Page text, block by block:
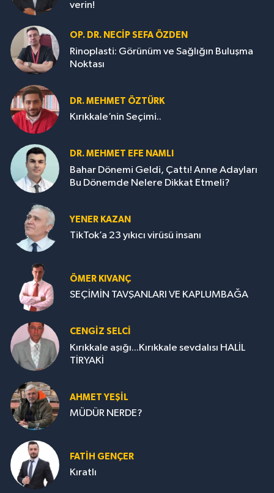
verin!
OP. DR. NECIP SEFA ÖZDEN
Rinoplasti: Görünüm ve Sağlığın Buluşma
Noktası
DR. MEHMET ÖZTÜRK
Kırıkkale’nin Seçimi..
DR. MEHMET EFE NAMLI
Bahar Dönemi Geldi, Çattı! Anne Adayları
Bu Dönemde Nelere Dikkat Etmeli?
YENER KAZAN
TikTok’a 23 yıkıcı virüsü insanı
ÖMER KIVANÇ
SEÇİMİN TAVŞANLARI VE KAPLUMBAĞA
CENGİZ SELCİ
Kırıkkale aşığı...Kırıkkale sevdalısı HALİL
TİRYAKİ
AHMET YEŞİL
MÜDÜR NERDE?
FATIH GENÇER
Kıratlı